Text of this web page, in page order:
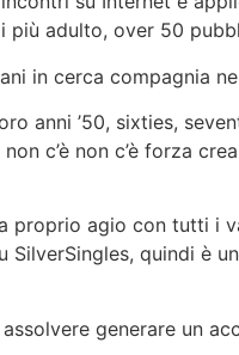
più adulto, over 50
in cerca compagnia
anni ’50, sixties,
c’è non c’è forza
proprio agio con tutti i
quindi è
generare un